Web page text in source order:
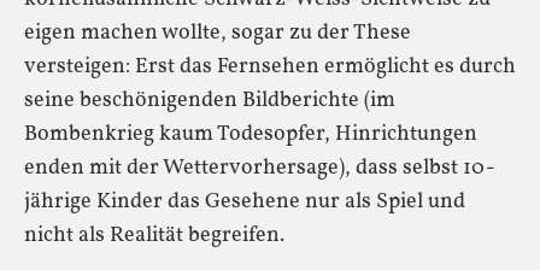
eigen machen wollte, sogar zu der These
versteigen: Erst das Fernsehen ermöglicht es durch
seine beschönigenden Bildberichte (im
Bombenkrieg kaum Todesopfer, Hinrichtungen
enden mit der Wettervorhersage), dass selbst 10-
jährige Kinder das Gesehene nur als Spiel und
nicht als Realität begreifen.